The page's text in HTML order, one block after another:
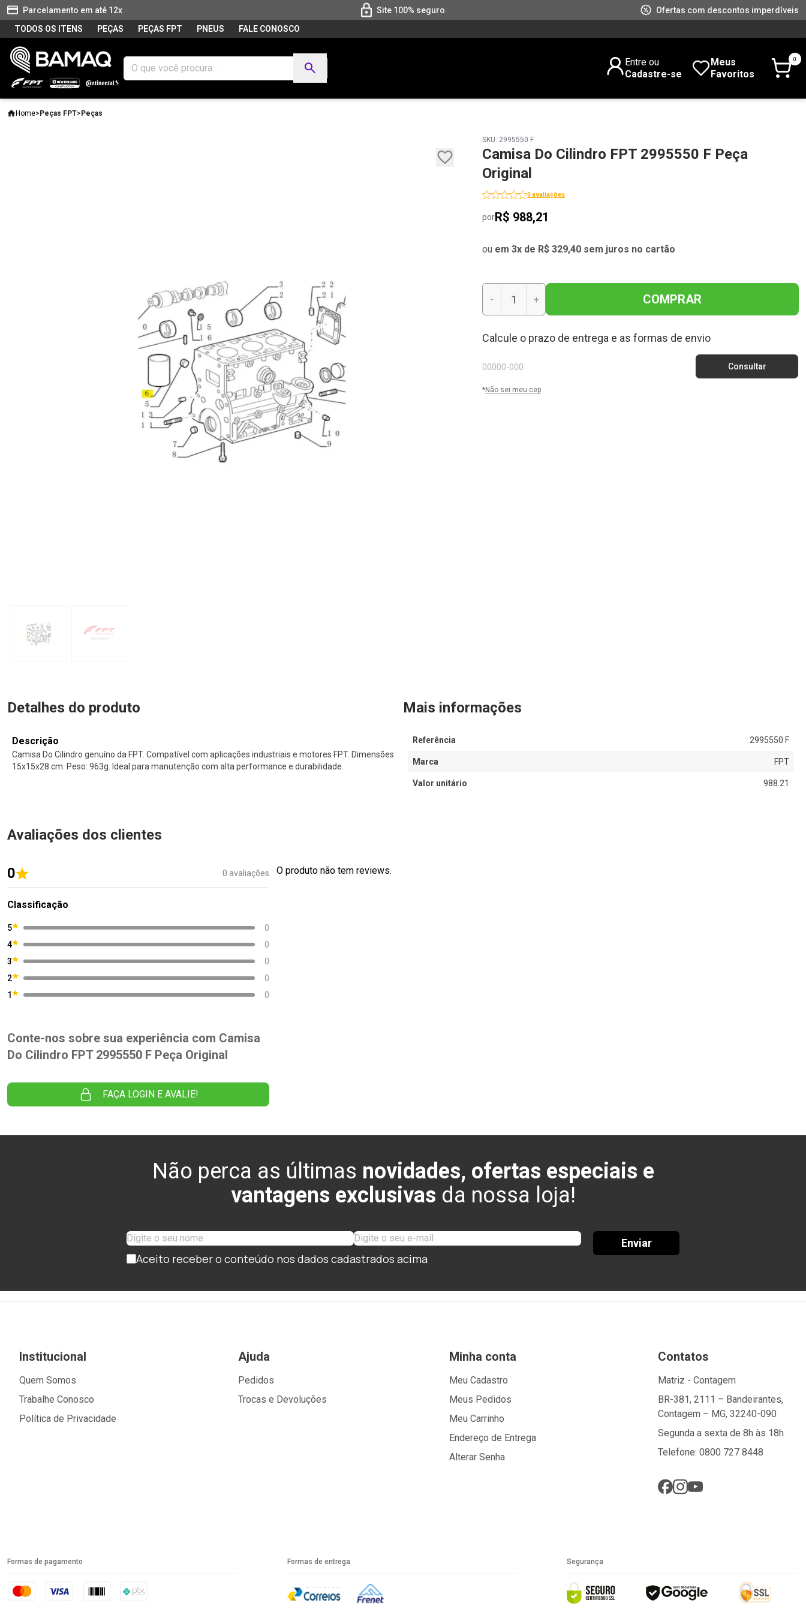
Parcelamento em até 12x Site 100% seguro
Ofertas com descontos imperdíveis
TODOS OS ITENS
PEÇAS PEÇAS FPT PNEUS FALE CONOSCO
Entre ou
Cadastre-se
Meus
Favoritos
0
Home> Peças FPT> Peças
SKU: 2995550 F
Camisa Do Cilindro FPT 2995550 F Peça
Original
0 avaliações
porR$ 988,21
ou em 3x de R$ 329,40 sem juros no cartão
- + COMPRAR
Calcule o prazo de entrega e as formas de envio
*Não sei meu cep
Detalhes do produto
Descrição
Camisa Do Cilindro genuíno da FPT. Compatível com aplicações industriais e motores FPT. Dimensões:
15x15x28 cm. Peso: 963g. Ideal para manutenção com alta performance e durabilidade.
Mais informações
Referência 2995550 F
Marca FPT
Valor unitário 988.21
Avaliações dos clientes
0 0 avaliações
Classificação
5
0
4
0
3
0
2
0
1
0
Conte-nos sobre sua experiência com Camisa
Do Cilindro FPT 2995550 F Peça Original
FAÇA LOGIN E AVALIE!
O produto não tem reviews.
Não perca as últimas novidades, ofertas especiais e
vantagens exclusivas da nossa loja!
Aceito receber o conteúdo nos dados cadastrados acima
Enviar
Institucional
Quem Somos
Trabalhe Conosco
Política de Privacidade
Ajuda
Pedidos
Trocas e Devoluções
Minha conta
Meu Cadastro
Meus Pedidos
Meu Carrinho
Endereço de Entrega
Alterar Senha
Contatos
Matriz - Contagem
BR-381, 2111 – Bandeirantes,
Contagem – MG, 32240-090
Segunda a sexta de 8h às 18h
Telefone: 0800 727 8448
Formas de pagamento Formas de entrega Segurança